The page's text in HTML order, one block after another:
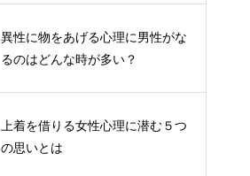
異性に物をあげる心理に男性がな
るのはどんな時が多い？
上着を借りる女性心理に潜む５つ
の思いとは